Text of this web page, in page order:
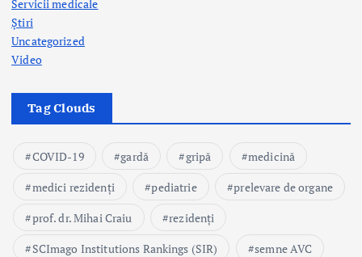
Servicii medicale
Știri
Uncategorized
Video
Tag Clouds
COVID-19 gardă gripă
medicină
medici rezidenți
pediatrie
prelevare de organe
prof. dr. Mihai Craiu
rezidenți
SCImago Institutions Rankings (SIR)
semne AVC